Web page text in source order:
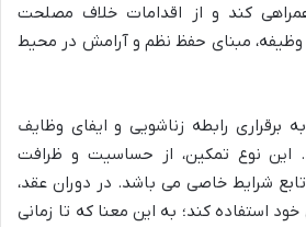
کند و از اقدامات خلاف مصلحت
وظیفه، مبنای حفظ نظم و آرامش در محیط
به برقراری رابطه زناشویی و ایفای وظایف
این نوع تمکین، از حساسیت و ظرافت
شرایط خاصی می باشد. در دوران عقد،
استفاده کند؛ به این معنا که تا زمانی